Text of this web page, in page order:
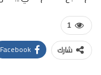
1
شارك Facebook